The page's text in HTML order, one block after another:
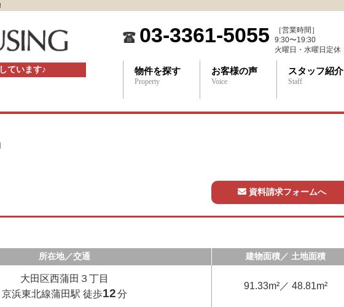
ています♪
03-3361-5055
［営業時間］
9:30〜19:30
火曜日・水曜日定休
物件を探す
Property
お客様の声
Voice
スタッフ紹介
Staff
資料請求フォームへ
所在地／交通 建物面積／ 土地面積
大田区西蒲田３丁目
京浜東北線蒲田駅 徒歩12分
91.33m²／ 48.81m²